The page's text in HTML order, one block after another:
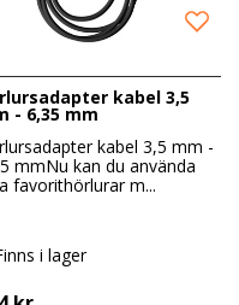
kabel 3,5
- 6,35 mm
kabel 3,5 mm -
mmNu kan du använda
favorithörlurar m...
Finns i lager